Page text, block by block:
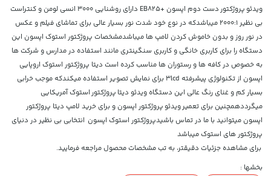
ویدئو پروژکتور
دست دوم اپسون +EB825 دارای روشنایی 3000 انسی لومن و کنتراست
بی نظیر 2000:1 میباشدکه در نوع خود شدت نور بسیار عالی برای تماشای فیلم و عکس
در نور روز و بدون خاموش کردن لامپ ها میباشدمشخصات پروژکتور استوک اپسون این
دستگاه را برای کاربری خانگی و کاربری سنگینتری مانند استفاده در مدارس و شرکت ها
به خصوص در کافه ها و رستوران ها مناسب کرده است دیتا پروژکتور استوک اروپایی
اپسون از تکنولوژی پیشرفته 3lcd برای نمایش تصویر استفاده میکندکه موجب خرابی
بسیار کم و غنای رنگ عالی این دستگاه ویدئو دیتا پروژکتور استوک آمریکایی
میگرددهمچنین برای تعمیرویدئو پروژکتور اپسون و برای خرید لامپ دیتا پروژکتور
اپسون میتوانید با ما در تماس باشیدپروژکتور استوک اپسون انتخابی بی نظیر در دنیای
پروژکتور های استوک میباشد
برای مشاهده جزئیات دقیقتر، به تب مشخصات محصول مراجعه فرمایید.
بخشها :